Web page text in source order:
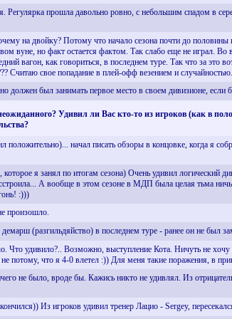
Регулярка прошла давольно ровно, с небольшим спадом в
на двойку? Потому что начало сезона почти до
вуне, но факт остается фактом. Так слабо еще не играл.
вагон, как говориться, в последнем туре. Так что за
Считаю свое попадание в плей-офф везением и
должен был занимать первое место в своем дивизионе, если
Удивил ли Вас кто-то из игроков (как в
положительно)... начал писать обзоры в концовке, когда я
которое я занял по итогам сезона) Очень удивил
А вообще в этом сезоне в МДП была целая тьма
:)))
произошло.
(разгильдяйство) в последнем туре - ранее он не был
Что удивило?.. Возможно, выступление Кота. Ничуть не
потому, что я 4-0 влетел :)) Для меня такие поражения, в
не было, вроде бы. Кажись никто не удивлял. Из
Из игроков удивил тренер Лацио - Sergey,